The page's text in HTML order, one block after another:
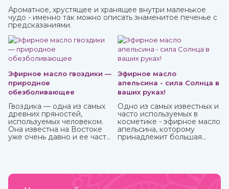
Ароматное, хрустящее и хранящее внутри маленькое
чудо - именно так можно описать знаменитое печенье с
предсказаниями.
Эфирное масло гвоздики —
природное
обезболивающее
Гвоздика — одна из самых
древних пряностей,
используемых человеком.
Она известна на Востоке
уже очень давно и ее часто
Эфирное масло
апельсина - сила Солнца в
ваших руках!
Одно из самых известных и
часто используемых в
косметике - эфирное масло
апельсина, которому
принадлежит большая
получения. Это яркий,